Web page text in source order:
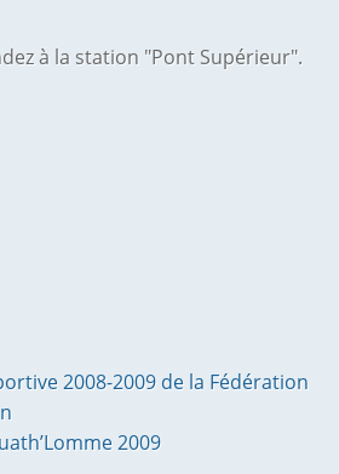
à la station "Pont Supérieur".
2008-2009 de la Fédération
2009